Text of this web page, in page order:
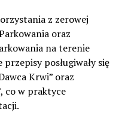
z zerowej
oraz
na terenie
posługiwały się
Krwi” oraz
co w praktyce